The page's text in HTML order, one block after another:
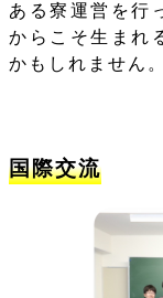
ある寮運営を行
からこそ生まれ
かもしれません。
国際交流